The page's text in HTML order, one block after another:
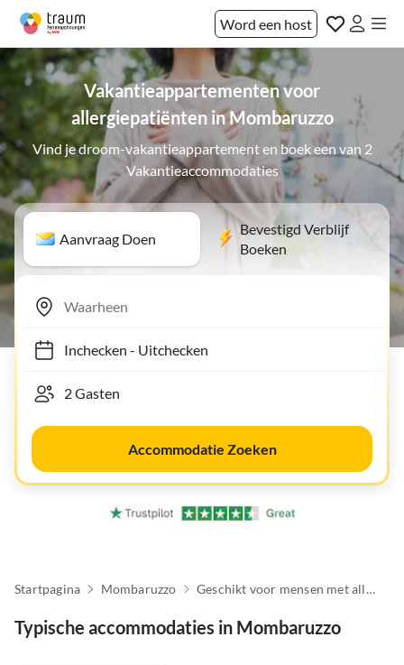
Word een host
Vakantieappartementen voor
allergiepatiënten in Mombaruzzo
Vind je droom-vakantieappartement en boek een van 2
Vakantieaccommodaties
Aanvraag Doen
Bevestigd Verblijf
Boeken
Inchecken- Uitchecken
Accommodatie Zoeken
Startpagina Mombaruzzo Geschikt voor mensen met allergieën
Typische accommodaties in Mombaruzzo